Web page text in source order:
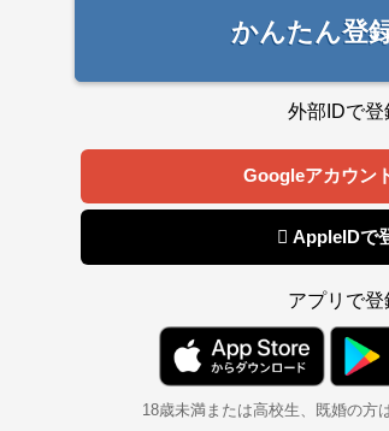
かんたん登
外部IDで登
Googleアカウン
 AppleIDで
アプリで登
18歳未満または高校生、既婚の方